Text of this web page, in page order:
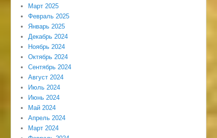
Март 2025
Февраль 2025
Январь 2025
Декабрь 2024
Ноябрь 2024
Октябрь 2024
Сентябрь 2024
Август 2024
Июль 2024
Июнь 2024
Май 2024
Апрель 2024
Март 2024